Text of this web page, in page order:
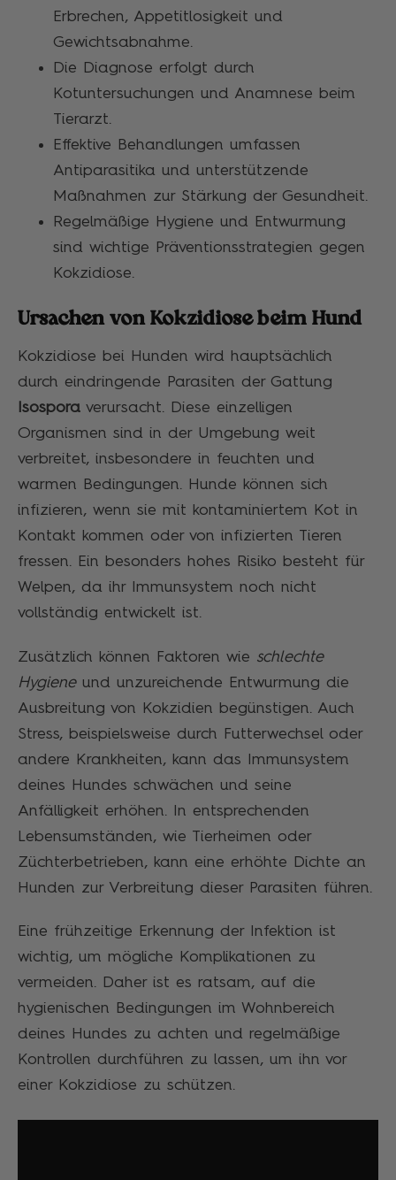
Erbrechen, Appetitlosigkeit und
Gewichtsabnahme.
Die Diagnose erfolgt durch
Kotuntersuchungen und Anamnese beim
Tierarzt.
Effektive Behandlungen umfassen
Antiparasitika und unterstützende
Maßnahmen zur Stärkung der Gesundheit.
Regelmäßige Hygiene und Entwurmung
sind wichtige Präventionsstrategien gegen
Kokzidiose.
Ursachen von Kokzidiose beim Hund
Kokzidiose bei Hunden wird hauptsächlich
durch eindringende Parasiten der Gattung
Isospora verursacht. Diese einzelligen
Organismen sind in der Umgebung weit
verbreitet, insbesondere in feuchten und
warmen Bedingungen. Hunde können sich
infizieren, wenn sie mit kontaminiertem Kot in
Kontakt kommen oder von infizierten Tieren
fressen. Ein besonders hohes Risiko besteht für
Welpen, da ihr Immunsystem noch nicht
vollständig entwickelt ist.
Zusätzlich können Faktoren wie schlechte
Hygieneund unzureichende Entwurmung die
Ausbreitung von Kokzidien begünstigen. Auch
Stress, beispielsweise durch Futterwechsel oder
andere Krankheiten, kann das Immunsystem
deines Hundes schwächen und seine
Anfälligkeit erhöhen. In entsprechenden
Lebensumständen, wie Tierheimen oder
Züchterbetrieben, kann eine erhöhte Dichte an
Hunden zur Verbreitung dieser Parasiten führen.
Eine frühzeitige Erkennung der Infektion ist
wichtig, um mögliche Komplikationen zu
vermeiden. Daher ist es ratsam, auf die
hygienischen Bedingungen im Wohnbereich
deines Hundes zu achten und regelmäßige
Kontrollen durchführen zu lassen, um ihn vor
einer Kokzidiose zu schützen.